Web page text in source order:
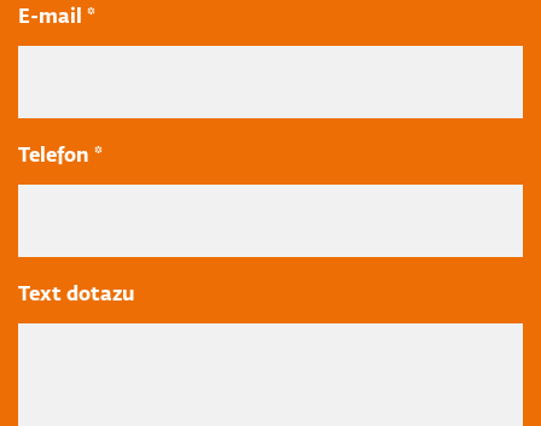
E-mail *
Telefon *
Text dotazu